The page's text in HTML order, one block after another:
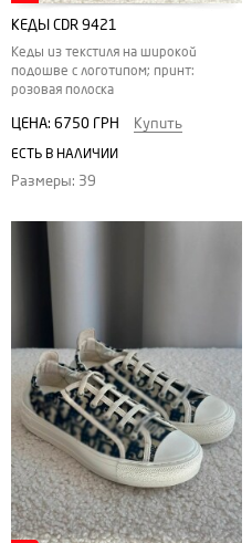
КЕДЫ CDR 9421
Кеды из текстиля на широкой
подошве с логотипом; принт:
розовая полоска
ЦЕНА: 6750 ГРН Купить
ЕСТЬ В НАЛИЧИИ
Размеры: 39